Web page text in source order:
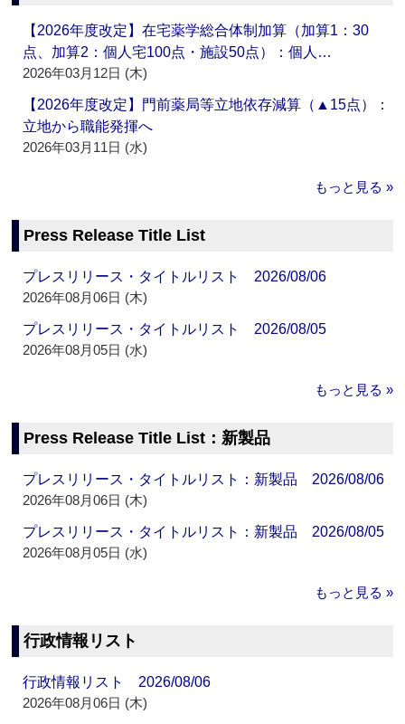
【2026年度改定】在宅薬学総合体制加算（加算1：30
点、加算2：個人宅100点・施設50点）：個人…
2026年03月12日 (木)
【2026年度改定】門前薬局等立地依存減算（▲15点）：
立地から職能発揮へ
2026年03月11日 (水)
もっと見る »
Press Release Title List
プレスリリース・タイトルリスト 2026/08/06
2026年08月06日 (木)
プレスリリース・タイトルリスト 2026/08/05
2026年08月05日 (水)
もっと見る »
Press Release Title List：新製品
プレスリリース・タイトルリスト：新製品 2026/08/06
2026年08月06日 (木)
プレスリリース・タイトルリスト：新製品 2026/08/05
2026年08月05日 (水)
もっと見る »
行政情報リスト
行政情報リスト 2026/08/06
2026年08月06日 (木)